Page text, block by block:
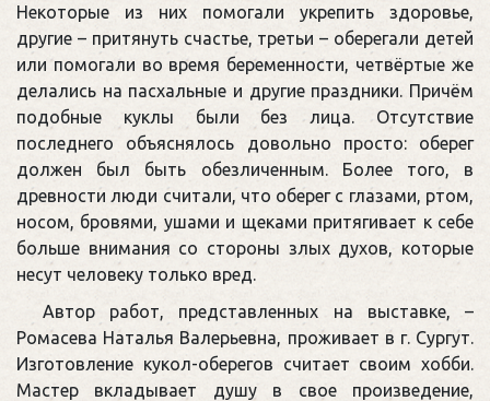
Некоторые из них помогали укрепить здоровье,
другие – притянуть счастье, третьи – оберегали детей
или помогали во время беременности, четвёртые же
делались на пасхальные и другие праздники. Причём
подобные куклы были без лица. Отсутствие
последнего объяснялось довольно просто: оберег
должен был быть обезличенным. Более того, в
древности люди считали, что оберег с глазами, ртом,
носом, бровями, ушами и щеками притягивает к себе
больше внимания со стороны злых духов, которые
несут человеку только вред.
Автор работ, представленных на выставке, –
Ромасева Наталья Валерьевна, проживает в г. Сургут.
Изготовление кукол-оберегов считает своим хобби.
Мастер вкладывает душу в свое произведение,